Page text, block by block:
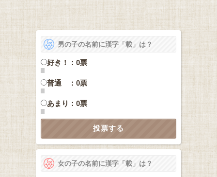
男の子の名前に漢字「載」は？
好き！：0票
普通 ：0票
あまり：0票
女の子の名前に漢字「載」は？